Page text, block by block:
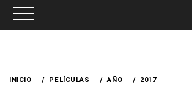
INICIO PELÍCULAS AÑO 2017